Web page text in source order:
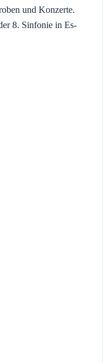
und Konzerte.
8. Sinfonie in Es-